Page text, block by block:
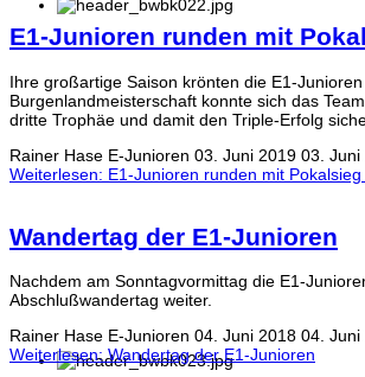
E1-Junioren runden mit
Ihre großartige Saison krönten die E1-
Burgenlandmeisterschaft konnte sich das
dritte Trophäe und damit den Triple-Erfolg
Rainer Hase E-Junioren 03. Juni 2019 03. Juni
Weiterlesen: E1-Junioren runden mit
Wandertag der E1-Junioren
Nachdem am Sonntagvormittag die E1-
Abschlußwandertag weiter.
Rainer Hase E-Junioren 04. Juni 2018 04. Juni
Weiterlesen: Wandertag der E1-Junioren